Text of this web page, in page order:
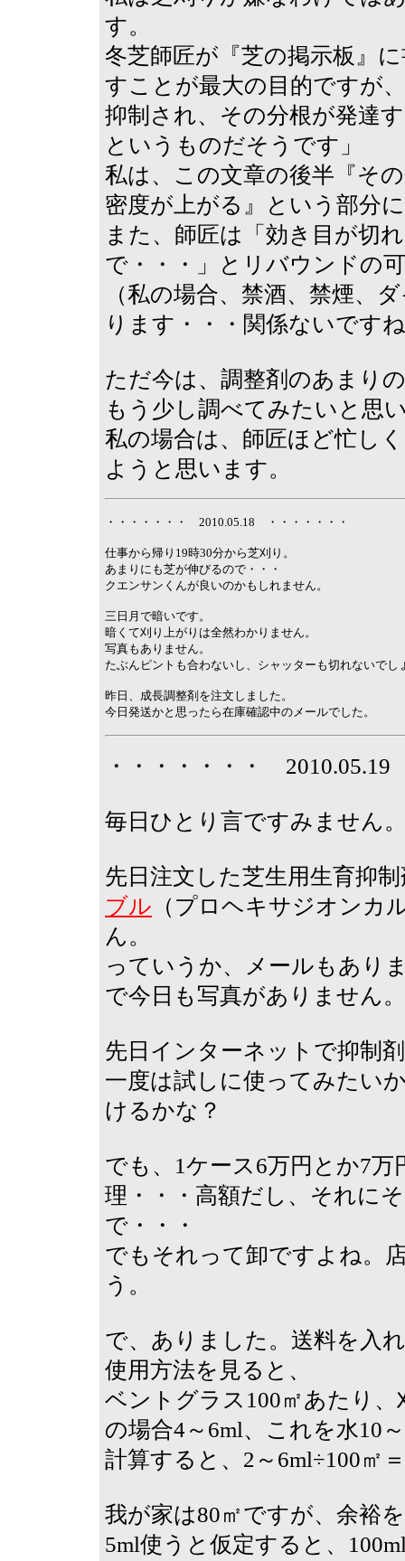
す。
冬芝師匠が『芝の掲示板』
すことが最大の目的ですが
抑制され、その分根が発達
というものだそうです」
私は、この文章の後半『そ
密度が上がる』という部分
また、師匠は「効き目が切
で・・・」とリバウンドの
（私の場合、禁酒、禁煙、
ります・・・関係ないです
ただ今は、調整剤のあまり
もう少し調べてみたいと思
私の場合は、師匠ほど忙し
ようと思います。
・・・・・・・ 2010.05.18 ・・・・・・・
仕事から帰り19時30分から芝刈り。
あまりにも芝が伸びるので・・・
クエンサンくんが良いのかもしれません。
三日月で暗いです。
暗くて刈り上がりは全然わかりません。
写真もありません。
たぶんピントも合わないし、シャッターも切れないでし
昨日、成長調整剤を注文しました。
今日発送かと思ったら在庫確認中のメールでした。
・・・・・・・
毎日ひとり言ですみません
先日注文した芝生用生育抑
ブル （プロヘキサジオンカ
ん。
っていうか、メールもあり
で今日も写真がありません
先日インターネットで抑制
一度は試しに使ってみたい
けるかな？
でも、1ケース6万円とか7
理・・・高額だし、それに
で・・・
でもそれって卸ですよね。
う。
で、ありました。送料を入
使用方法を見ると、
ベントグラス100㎡あたり、
の場合4～6ml、これを水10
計算すると、2～6ml÷100㎡
我が家は80㎡ですが、余裕
5ml使うと仮定すると、